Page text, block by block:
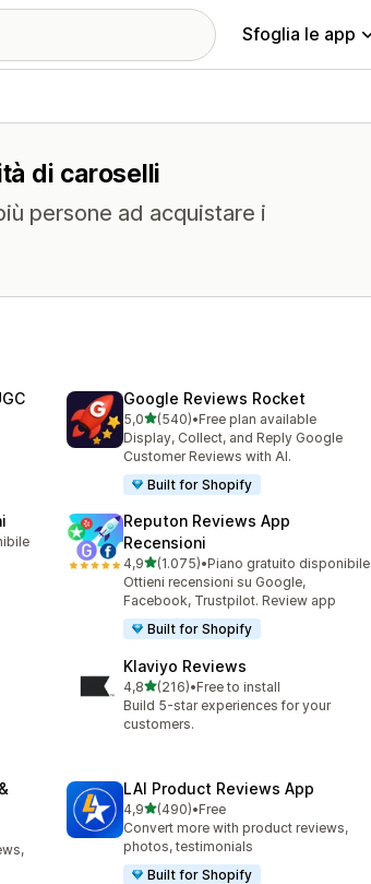
Sfoglia le app
di caroselli
persone ad acquistare i
Google Reviews Rocket
5,0stelle su 5
(540)
540 recensioni totali
•Free plan available
Display, Collect, and Reply Google
Customer Reviews with AI.
Built for Shopify
Reputon Reviews App
Recensioni
4,9stelle su 5
(1.075)
1075 recensioni totali
•Piano gratuito disponibile
Ottieni recensioni su Google,
Facebook, Trustpilot. Review app
Built for Shopify
Klaviyo Reviews
4,8stelle su 5
(216)
216 recensioni totali
•Free to install
Build 5-star experiences for your
customers.
LAI Product Reviews App
4,9stelle su 5
(490)
490 recensioni totali
•Free
Convert more with product reviews,
photos, testimonials
Built for Shopify